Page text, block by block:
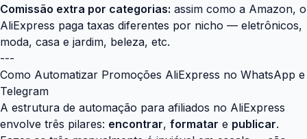
Comissão extra por categorias: assim como a Amazon, o
AliExpress paga taxas diferentes por nicho — eletrônicos,
moda, casa e jardim, beleza, etc.
---
Como Automatizar Promoções AliExpress no WhatsApp e
Telegram
A estrutura de automação para afiliados no AliExpress
envolve três pilares: encontrar, formatar e publicar.